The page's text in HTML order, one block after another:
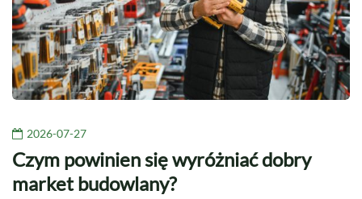
2026-07-27
Czym powinien się wyróżniać dobry
market budowlany?